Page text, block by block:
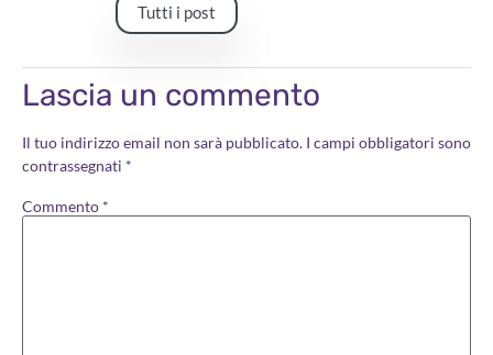
Tutti i post
Lascia un commento
Il tuo indirizzo email non sarà pubblicato. I campi obbligatori sono
contrassegnati *
Commento *